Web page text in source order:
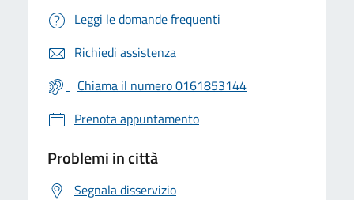
Leggi le domande frequenti
Richiedi assistenza
Chiama il numero 0161853144
Prenota appuntamento
Problemi in città
Segnala disservizio